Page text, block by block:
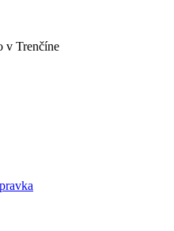
v Trenčíne